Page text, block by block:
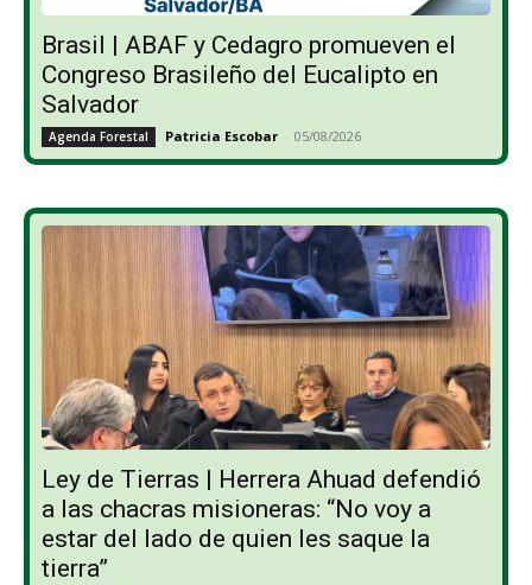
Brasil | ABAF y Cedagro promueven el
Congreso Brasileño del Eucalipto en
Salvador
Agenda Forestal Patricia Escobar - 05/08/2026
Ley de Tierras | Herrera Ahuad defendió
a las chacras misioneras: “No voy a
estar del lado de quien les saque la
tierra”